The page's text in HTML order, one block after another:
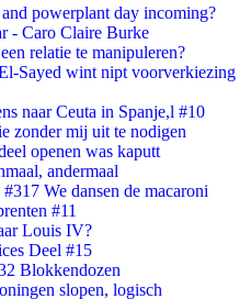
powerplant day incoming?
- Caro Claire Burke
relatie te manipuleren?
Sayed wint nipt voorverkiezing
naar Ceuta in Spanje,l #10
zonder mij uit te nodigen
openen was kaputt
andermaal
We dansen de macaroni
#11
Louis IV?
Deel #15
Blokkendozen
slopen, logisch